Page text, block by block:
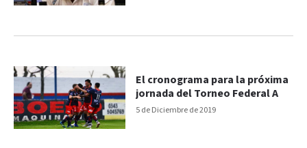
5 de Diciembre de 2019
El cronograma para la próxima
jornada del Torneo Federal A